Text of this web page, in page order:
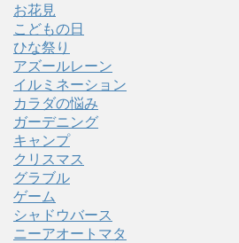
お花見
こどもの日
ひな祭り
アズールレーン
イルミネーション
カラダの悩み
ガーデニング
キャンプ
クリスマス
グラブル
ゲーム
シャドウバース
ニーアオートマタ